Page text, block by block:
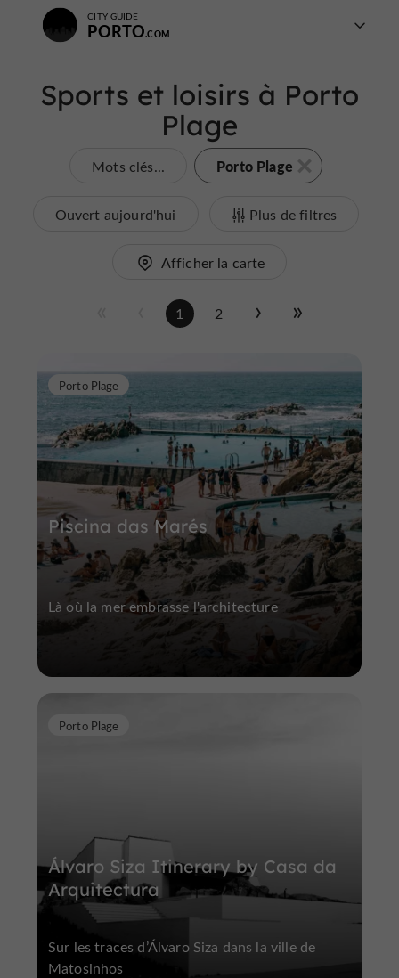
CITY GUIDE
PORTO
Sports et loisirs à Porto
Plage
Mots clés... Porto Plage
Ouvert aujourd'hui Plus de filtres
Afficher la carte
1 2
Piscina das Marés
Porto Plage
Là où la mer embrasse l'architecture
Álvaro Siza Itinerary by Casa da
Arquitectura
Porto Plage
Sur les traces d’Álvaro Siza dans la ville de
Matosinhos